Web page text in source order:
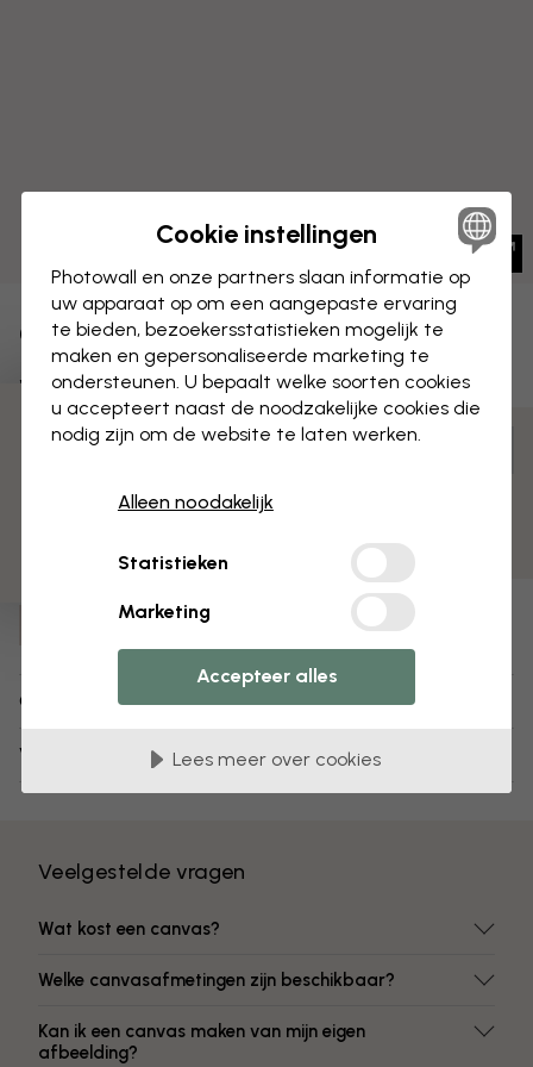
Waterval Glade Eenhoorns
CANVAS Opslaan
Mat oppervlak
Over het ontwerp
Verzending en retourneren
Veelgestelde vragen
Wat kost een canvas?
Welke canvasafmetingen zijn beschikbaar?
Kan ik een canvas maken van mijn eigen
afbeelding?
Cookie instellingen
Photowall en onze partners slaan informatie op
uw apparaat op om een aangepaste ervaring
te bieden, bezoekersstatistieken mogelijk te
maken en gepersonaliseerde marketing te
ondersteunen. U bepaalt welke soorten cookies
u accepteert naast de noodzakelijke cookies die
nodig zijn om de website te laten werken.
Alleen noodakelijk
Statistieken
Marketing
Accepteer alles
Lees meer over cookies